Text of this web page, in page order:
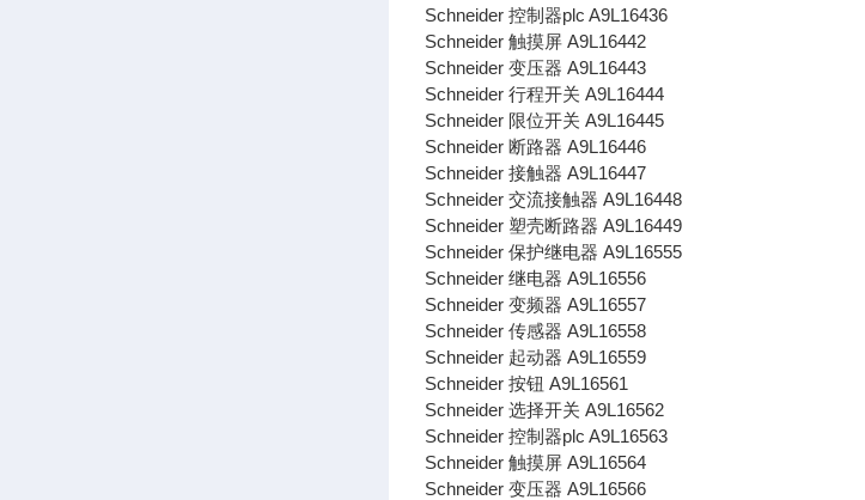
Schneider 控制器plc A9L16436
Schneider 触摸屏 A9L16442
Schneider 变压器 A9L16443
Schneider 行程开关 A9L16444
Schneider 限位开关 A9L16445
Schneider 断路器 A9L16446
Schneider 接触器 A9L16447
Schneider 交流接触器 A9L16448
Schneider 塑壳断路器 A9L16449
Schneider 保护继电器 A9L16555
Schneider 继电器 A9L16556
Schneider 变频器 A9L16557
Schneider 传感器 A9L16558
Schneider 起动器 A9L16559
Schneider 按钮 A9L16561
Schneider 选择开关 A9L16562
Schneider 控制器plc A9L16563
Schneider 触摸屏 A9L16564
Schneider 变压器 A9L16566